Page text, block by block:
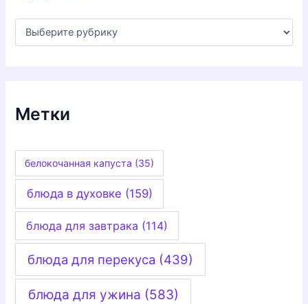
и
Метки
белокочанная капуста (35)
блюда в духовке (159)
блюда для завтрака (114)
блюда для перекуса (439)
блюда для ужина (583)